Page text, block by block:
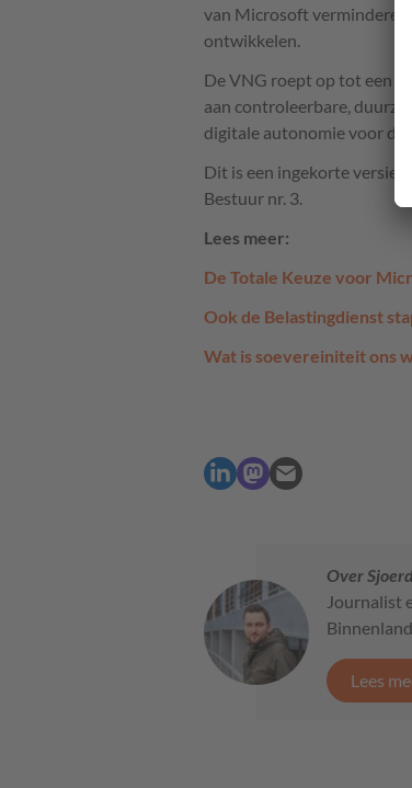
van Microsoft
ontwikkelen.
De VNG roept op tot een
aan controleerbare,
digitale autonomie voor de
Dit is een ingekorte versie
Bestuur nr. 3.
Lees meer:
De Totale Keuze voor
Ook de Belastingdienst
Wat is soevereiniteit ons
Over
Journalist
Lees